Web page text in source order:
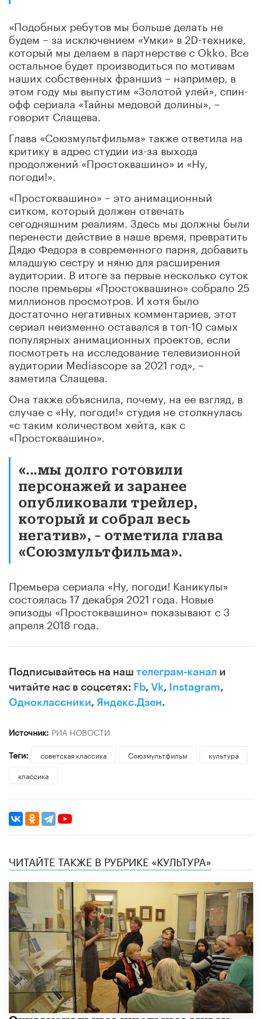
«Подобных ребутов мы больше делать не
будем – за исключением «Умки» в 2D-технике,
который мы делаем в партнерстве с Okko. Все
остальное будет производиться по мотивам
наших собственных франшиз – например, в
этом году мы выпустим «Золотой улей», спин-
офф сериала «Тайны медовой долины», –
говорит Слащева.
Глава «Союзмультфильма» также ответила на
критику в адрес студии из-за выхода
продолжений «Простоквашино» и «Ну,
погоди!».
«Простоквашино» – это анимационный
ситком, который должен отвечать
сегодняшним реалиям. Здесь мы должны были
перенести действие в наше время, превратить
Дядю Федора в современного парня, добавить
младшую сестру и няню для расширения
аудитории. В итоге за первые несколько суток
после премьеры «Простоквашино» собрало 25
миллионов просмотров. И хотя было
достаточно негативных комментариев, этот
сериал неизменно оставался в топ-10 самых
популярных анимационных проектов, если
посмотреть на исследование телевизионной
аудитории Mediascope за 2021 год», –
заметила Слащева.
Она также объяснила, почему, на ее взгляд, в
случае с «Ну, погоди!» студия не столкнулась
«с таким количеством хейта, как с
«Простоквашино».
«...мы долго готовили
персонажей и заранее
опубликовали трейлер,
который и собрал весь
негатив», – отметила глава
«Союзмультфильма».
Премьера сериала «Ну, погоди! Каникулы»
состоялась 17 декабря 2021 года. Новые
эпизоды «Простоквашино» показывают с 3
апреля 2018 года.
Подписывайтесь на наш телеграм-канал и
читайте нас в соцсетях: Fb, Vk, Instagram,
Одноклассники, Яндекс.Дзен.
Источник: РИА НОВОСТИ
Теги:
советская классика Союзмультфильм
культура
классика
ЧИТАЙТЕ ТАКЖЕ В РУБРИКЕ «КУЛЬТУРА»